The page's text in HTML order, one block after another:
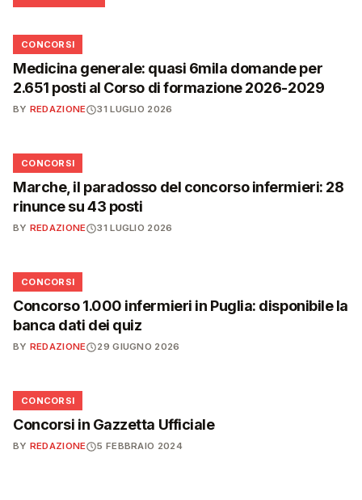
📋
CONCORSI
Medicina generale: quasi 6mila domande per
2.651 posti al Corso di formazione 2026-2029
BY REDAZIONE 31 LUGLIO 2026
📋
CONCORSI
Marche, il paradosso del concorso infermieri: 28
rinunce su 43 posti
BY REDAZIONE 31 LUGLIO 2026
📋
CONCORSI
Concorso 1.000 infermieri in Puglia: disponibile la
banca dati dei quiz
BY REDAZIONE 29 GIUGNO 2026
📋
CONCORSI
Concorsi in Gazzetta Ufficiale
BY REDAZIONE 5 FEBBRAIO 2024